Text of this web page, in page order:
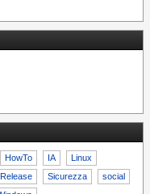
HowTo IA
Linux
Release Sicurezza
social